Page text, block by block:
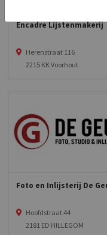
Encadre Lijstenmakerij
Herenstraat 116
2215 KK Voorhout
Foto en Inlijsterij De
Hoofdstraat 44
2181 ED HILLEGOM